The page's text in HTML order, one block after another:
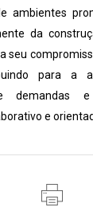
ambientes
da
seu
para a
demandas
e